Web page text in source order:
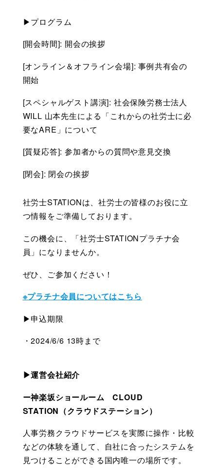
▶プログラム
[開会時間]: 開会の挨拶
[オンライン＆オフライン会場]: 事例共有会の
開始
[スペシャルゲスト講演]: 社会保険労務士法人
WILL 山本先生による「これからの社労士に必
要なARE」について
[質疑応答]: 参加者からの質問や意見交換
[閉会]: 閉会の挨拶
社労士STATIONは、社労士の皆様のお役に立
つ情報をご準備しております。
この機会に、「社労士STATIONプラチナ会
員」になりませんか。
ぜひ、ご参加ください！
※プラチナ会員についてはこちら
▶申込期限
・2024/6/6 13時まで
▶運営会社紹介
ー神楽坂ショールーム　CLOUD
STATION（クラウドステーション）
人事労務クラウドサービスを実際に操作・比較
などの体験を通して、自社に合ったシステムを
見つけることができる国内唯一の場所です。